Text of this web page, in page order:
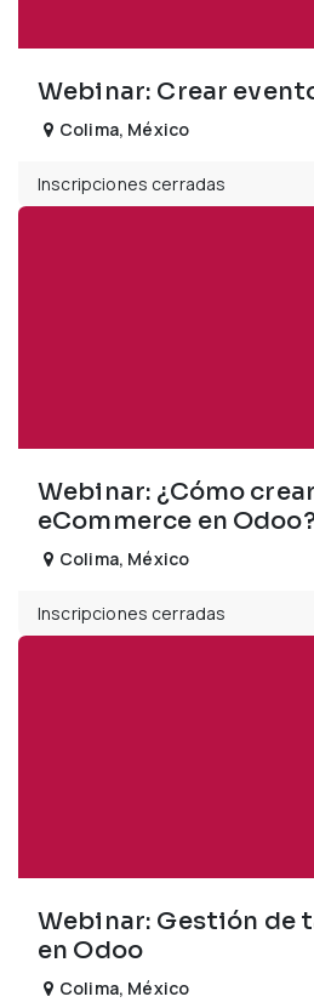
Webinar: Crear
Colima, México
Inscripciones cerradas
Webinar: ¿Cómo
eCommerce en
Colima, México
Inscripciones cerradas
Webinar: Gestión de
en Odoo
Colima, México